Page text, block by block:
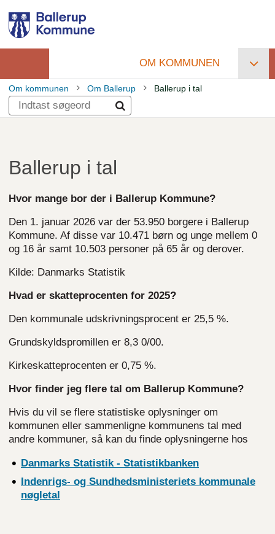
hovedindhold
Primær
navigation
OM KOMMUNEN
Brødkrumme
Om kommunen Om Ballerup Ballerup i tal
Ballerup i tal
Hvor mange bor der i Ballerup Kommune?
Den 1. januar 2026 var der 53.950 borgere i Ballerup
Kommune. Af disse var 10.471 børn og unge mellem 0
og 16 år samt 10.503 personer på 65 år og derover.
Kilde: Danmarks Statistik
Hvad er skatteprocenten for 2025?
Den kommunale udskrivningsprocent er 25,5 %.
Grundskyldspromillen er 8,3 0/00.
Kirkeskatteprocenten er 0,75 %.
Hvor finder jeg flere tal om Ballerup Kommune?
Hvis du vil se flere statistiske oplysninger om
kommunen eller sammenligne kommunens tal med
andre kommuner, så kan du finde oplysningerne hos
Danmarks Statistik - Statistikbanken
Indenrigs- og Sundhedsministeriets kommunale
nøgletal